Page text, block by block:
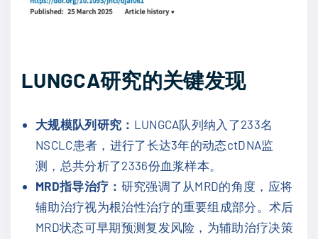
LUNGCA研究的关键发现
大规模队列研究： LUNGCA队列纳入了233名
NSCLC患者，进行了长达3年的动态ctDNA监
测，总共分析了2336份血浆样本。
MRD指导治疗： 研究强调了从MRD的角度，应将
辅助治疗视为根治性治疗的重要组成部分。术后
MRD状态可早期预测复发风险，为辅助治疗决策